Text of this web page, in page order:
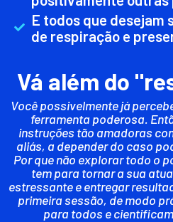
E todos que
de respiração e
Vá além do
Você possivelmente já
ferramenta poderosa.
instruções tão amadoras
aliás, a depender do caso
Por que não explorar todo o
tem para tornar a sua
estressante e entregar
primeira sessão, de modo
para todos e